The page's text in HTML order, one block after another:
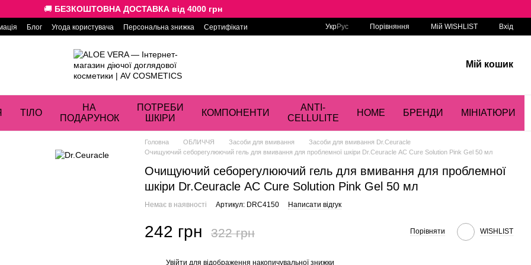
🚚 БЕЗКОШТОВНА ДОСТАВКА від 4000 грн
Блог Угода користувача Персональна знижка Сертифікати УкрРус Порівняння Мій WISHLIST Вхід
Мій кошик
ТІЛО
НА
ПОДАРУНОК
ПОТРЕБИ
ШКІРИ
КОМПОНЕНТИ
ANTI-
CELLULITE
HOME БРЕНДИ МІНІАТЮРИ
Головна ОБЛИЧЧЯ Засоби для вмивання
Засоби для вмивання Dr.Ceuracle
Очищуючий себорегулюючий гель для вмивання для проблемної шкіри Dr.Ceuracle АC Сure Solution Pink Gel 50 мл
Очищуючий себорегулюючий гель для вмивання для проблемної
шкіри Dr.Ceuracle АC Сure Solution Pink Gel 50 мл
Немає в наявності Артикул: DRC4150 Написати відгук
242 грн 322 грн Порівняти WISHLIST
Увійти для відображення накопичувальної знижки